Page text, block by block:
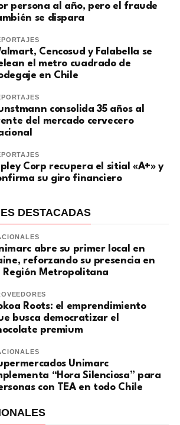
persona al año, pero el fraude
se dispara
Cencosud y Falabella se
el metro cuadrado de
en Chile
consolida 35 años al
del mercado cervecero
Corp recupera el sitial «A+» y
su giro financiero
DESTACADAS
abre su primer local en
reforzando su presencia en
Región Metropolitana
Roots: el emprendimiento
busca democratizar el
premium
Unimarc
“Hora Silenciosa” para
con TEA en todo Chile